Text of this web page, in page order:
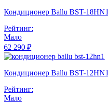
Кондиционер Ballu BST-18HN1
Рейтинг:
Мало
62 290 ₽
Кондиционер Ballu BST-12HN1
Рейтинг:
Мало